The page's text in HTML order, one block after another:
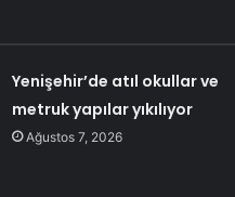
Yenişehir’de atıl okullar ve
metruk yapılar yıkılıyor
Ağustos 7, 2026